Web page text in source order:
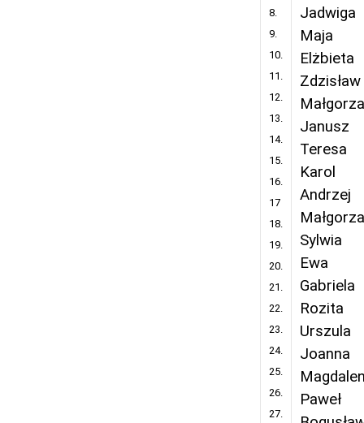
8.
9.
10.
11.
12.
13.
14.
15.
16.
17
18.
19.
20.
21.
22.
23.
24.
25.
26.
27.
Jadwiga
Maja
Elżbieta
Zdzisław
Janusz
Teresa
Karol
Andrzej
Sylwia
Ewa
Gabriela
Rozita
Urszula
Joanna
Paweł